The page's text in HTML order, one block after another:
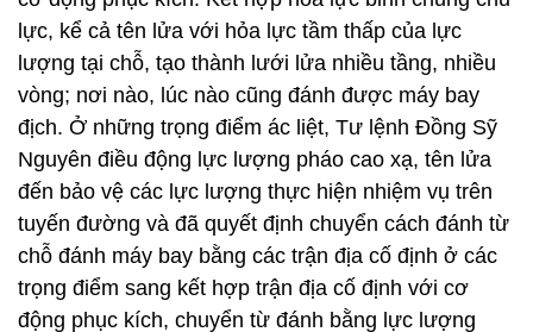
Nguyên điều động lực lượng pháo cao xạ, tên lửa
đến bảo vệ các lực lượng thực hiện nhiệm vụ trên
tuyến đường và đã quyết định chuyển cách đánh từ
chỗ đánh máy bay bằng các trận địa cố định ở các
trọng điểm sang kết hợp trận địa cố định với cơ
động phục kích, chuyển từ đánh bằng lực lượng
cao xạ các cỡ sang kết hợp với tên lửa hiện đại,
khiến địch không thể ngang nhiên đánh phá. Đây
chính là sự phối hợp tiến công tích cực của lực
lượng phòng không chi viện đắc lực cho hành động